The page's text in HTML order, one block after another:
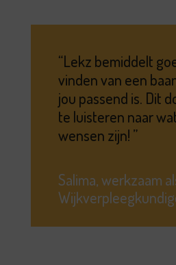
Lekz bemiddelt
vinden van een
jou passend is. Dit
te luisteren naar
wensen zijn!
Salima, werkzaam